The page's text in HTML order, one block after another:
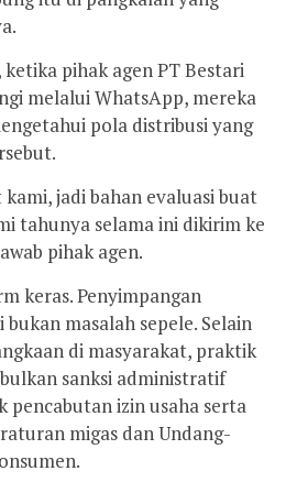
pihak agen PT Bestari
melalui WhatsApp, mereka
pola distribusi yang
jadi bahan evaluasi buat
tahunya selama ini dikirim ke
pihak agen.
keras. Penyimpangan
masalah sepele. Selain
di masyarakat, praktik
sanksi administratif
pencabutan izin usaha serta
migas dan Undang-